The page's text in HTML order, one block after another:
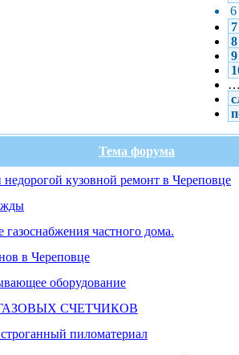
6
7
8
9
Тема форума
кузовной ремонт в Череповце
газоснабжения частного дома.
в Череповце
оборудование
СЧЕТЧИКОВ
пиломатериал